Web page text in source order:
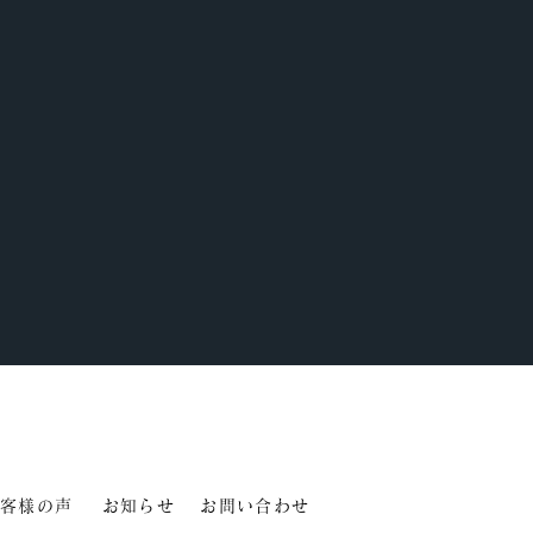
様の声 お知らせ お問い合わせ